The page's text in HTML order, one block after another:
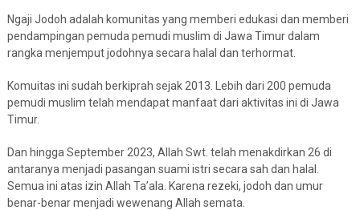
Ngaji Jodoh adalah komunitas yang memberi edukasi dan memberi
pendampingan pemuda pemudi muslim di Jawa Timur dalam
rangka menjemput jodohnya secara halal dan terhormat.
Komuitas ini sudah berkiprah sejak 2013. Lebih dari 200 pemuda
pemudi muslim telah mendapat manfaat dari aktivitas ini di Jawa
Timur.
Dan hingga September 2023, Allah Swt. telah menakdirkan 26 di
antaranya menjadi pasangan suami istri secara sah dan halal.
Semua ini atas izin Allah Ta’ala. Karena rezeki, jodoh dan umur
benar-benar menjadi wewenang Allah semata.